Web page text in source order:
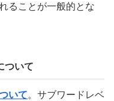
ることが一般的とな
ついて
いて。サブワードレベ